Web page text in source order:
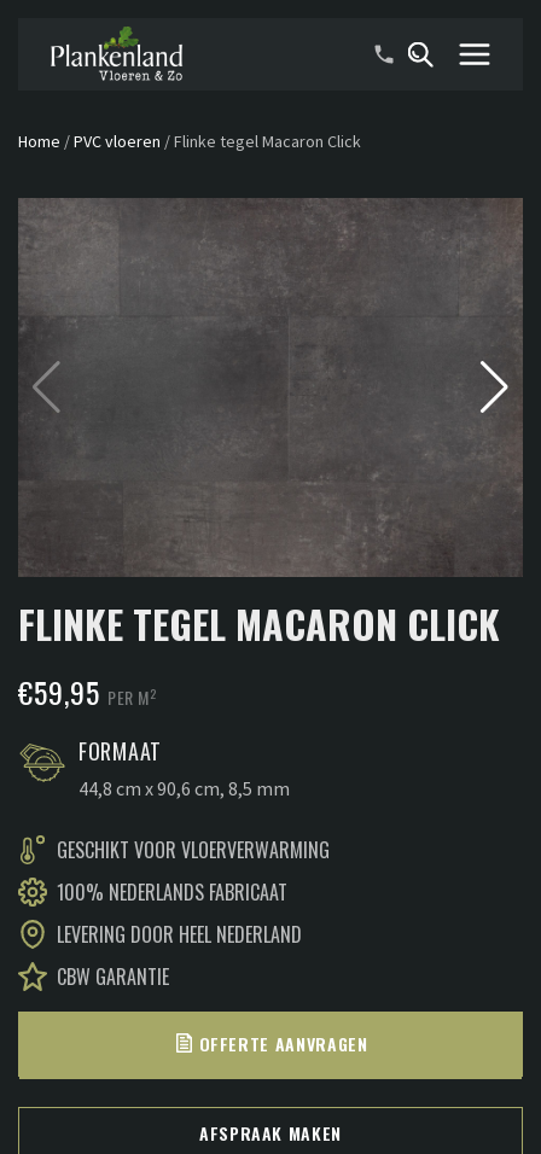
Home /PVC vloeren /Flinke tegel Macaron Click
FLINKE TEGEL MACARON CLICK
€59,95 PER M2
FORMAAT
44,8 cm x 90,6 cm, 8,5 mm
GESCHIKT VOOR VLOERVERWARMING
100% NEDERLANDS FABRICAAT
LEVERING DOOR HEEL NEDERLAND
CBW GARANTIE
OFFERTE AANVRAGEN
AFSPRAAK MAKEN